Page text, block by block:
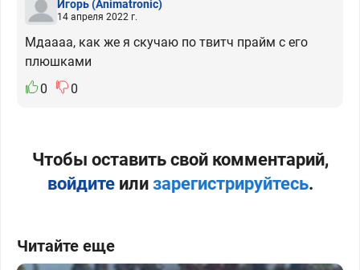
Игорь(Animatronic)
14 апреля 2022 г.
Мдаааа, как же я скучаю по твитч прайм с его
плюшками
0
0
Чтобы оставить свой комментарий,
войдитеили зарегистрируйтесь.
Читайте еще